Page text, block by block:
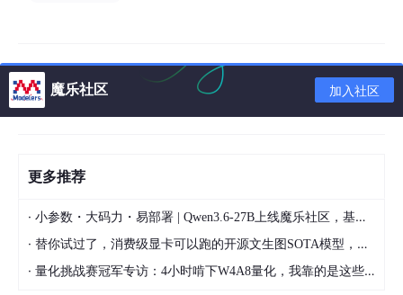
魔乐社区 加入社区
更多推荐
· 小参数・大码力・易部署 | Qwen3.6-27B上线魔乐社区，基于昇腾的部署教程来了
· 替你试过了，消费级显卡可以跑的开源文生图SOTA模型，顶级渲染、高密度文本绘图
· 量化挑战赛冠军专访：4小时啃下W4A8量化，我靠的是这些经验